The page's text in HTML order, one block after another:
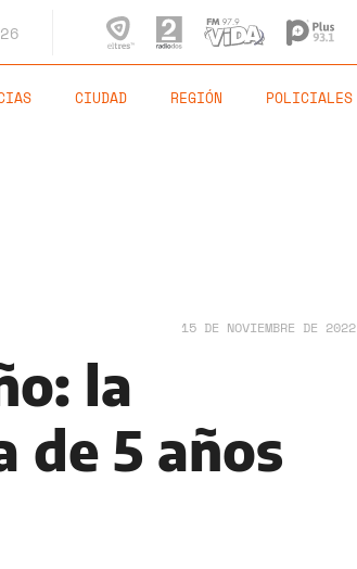
CIUDAD REGIÓN POLICIALES
15 DE NOVIEMBRE DE 2022
la
de 5 años